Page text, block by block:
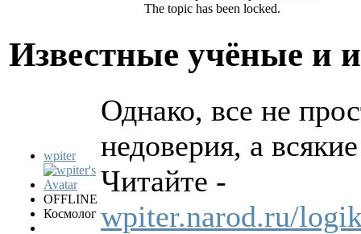
The topic has been locked.
Известные учёные и
wpiter
OFFLINE
Космолог
Однако, все не
недоверия, а
Читайте -
wpiter.narod.ru/